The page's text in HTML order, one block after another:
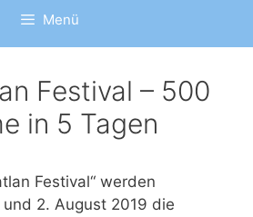
Menü
Festival – 500
in 5 Tagen
Festival“ werden
2. August 2019 die